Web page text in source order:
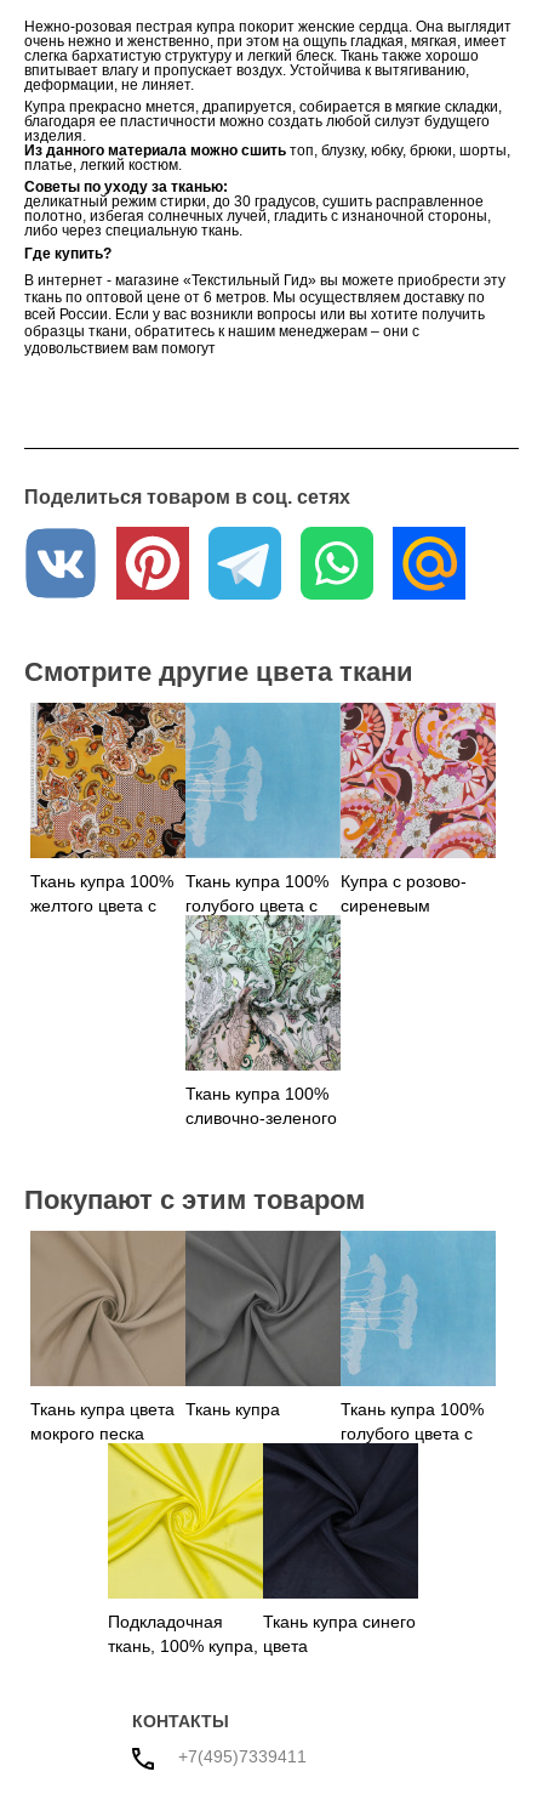
Нежно-розовая пестрая купра покорит женские сердца. Она выглядит
очень нежно и женственно, при этом на ощупь гладкая, мягкая, имеет
слегка бархатистую структуру и легкий блеск. Ткань также хорошо
впитывает влагу и пропускает воздух. Устойчива к вытягиванию,
деформации, не линяет.
Купра прекрасно мнется, драпируется, собирается в мягкие складки,
благодаря ее пластичности можно создать любой силуэт будущего
изделия.
Из данного материала можно сшить топ, блузку, юбку, брюки, шорты,
платье, легкий костюм.
Советы по уходу за тканью:
деликатный режим стирки, до 30 градусов, сушить расправленное
полотно, избегая солнечных лучей, гладить с изнаночной стороны,
либо через специальную ткань.
Где купить?
В интернет - магазине «Текстильный Гид» вы можете приобрести эту
ткань по оптовой цене от 6 метров. Мы осуществляем доставку по
всей России. Если у вас возникли вопросы или вы хотите получить
образцы ткани, обратитесь к нашим менеджерам – они с
удовольствием вам помогут
Поделиться товаром в соц. сетях
Смотрите другие цвета ткани
Ткань купра 100%
желтого цвета с
Ткань купра 100%
голубого цвета с
цветами
Купра с розово-
сиреневым
принтом, Италия
Ткань купра 100%
сливочно-зеленого
Покупают с этим товаром
Ткань купра цвета
мокрого песка
Ткань купра
Ткань купра 100%
голубого цвета с
цветами
Подкладочная
ткань, 100% купра,
Ткань купра синего
цвета
КОНТАКТЫ
+7(495)7339411